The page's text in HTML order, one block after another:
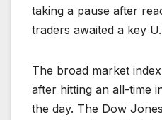
taking a pause after
traders awaited a key
The broad market
after hitting an all-time
the day. The Dow